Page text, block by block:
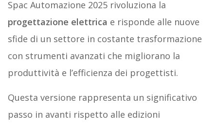
Spac Automazione 2025 rivoluziona la
progettazione elettrica e risponde alle nuove
sfide di un settore in costante trasformazione
con strumenti avanzati che migliorano la
produttività e l’efficienza dei progettisti.
Questa versione rappresenta un significativo
passo in avanti rispetto alle edizioni